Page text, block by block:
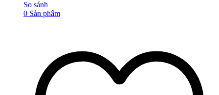
So sánh
0 Sản phẩm